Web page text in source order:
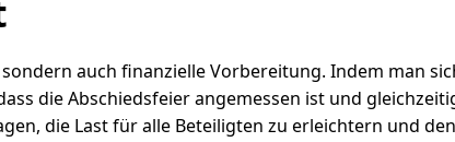
auch finanzielle Vorbereitung. Indem man
die Abschiedsfeier angemessen ist und
die Last für alle Beteiligten zu erleichtern und